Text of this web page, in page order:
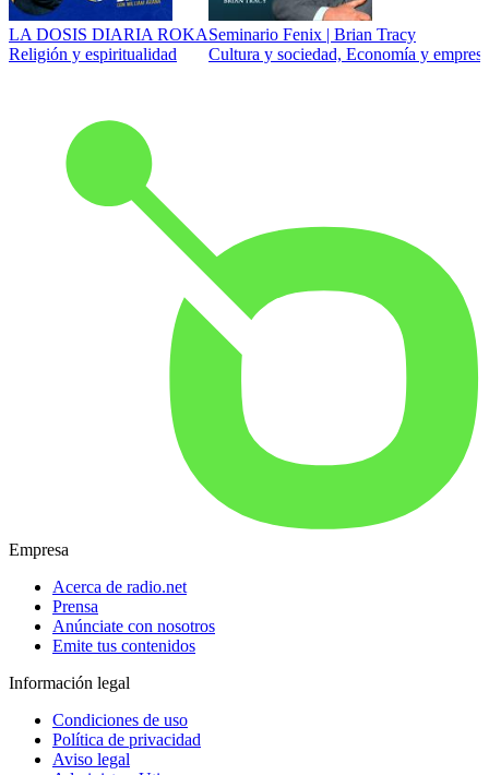
LA DOSIS DIARIA ROKA
Religión y espiritualidad
Seminario Fenix | Brian Tracy
Cultura y sociedad, Economía y
Empresa
Acerca de radio.net
Prensa
Anúnciate con nosotros
Emite tus contenidos
Información legal
Condiciones de uso
Política de privacidad
Aviso legal